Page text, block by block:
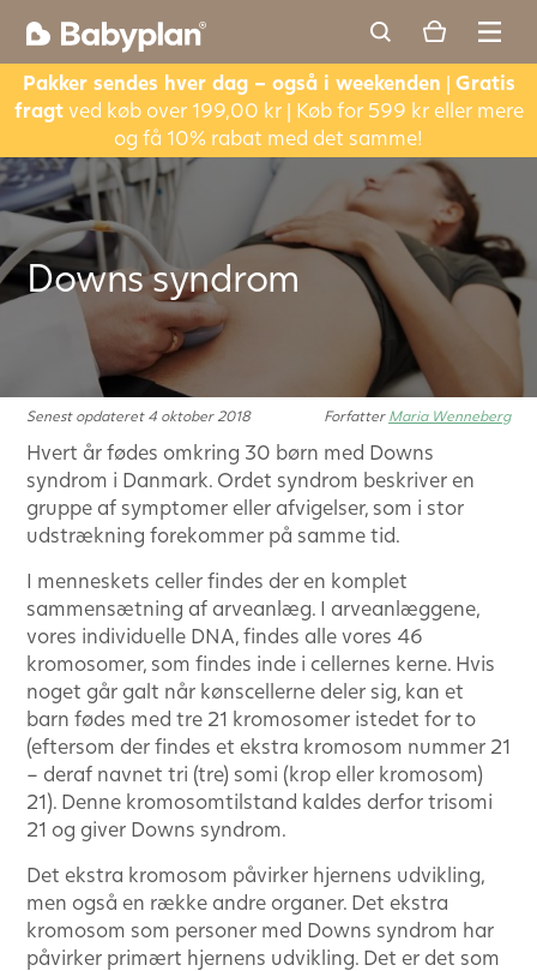
Pakker sendes hver dag – også i weekenden | Gratis
fragtved køb over 199,00 kr | Køb for 599 kr eller mere
og få 10% rabat med det samme!
Downs syndrom
Senest opdateret 4 oktober 2018 Forfatter Maria Wenneberg
Hvert år fødes omkring 30 børn med Downs
syndrom i Danmark. Ordet syndrom beskriver en
gruppe af symptomer eller afvigelser, som i stor
udstrækning forekommer på samme tid.
I menneskets celler findes der en komplet
sammensætning af arveanlæg. I arveanlæggene,
vores individuelle DNA, findes alle vores 46
kromosomer, som findes inde i cellernes kerne. Hvis
noget går galt når kønscellerne deler sig, kan et
barn fødes med tre 21 kromosomer istedet for to
(eftersom der findes et ekstra kromosom nummer 21
– deraf navnet tri (tre) somi (krop eller kromosom)
21). Denne kromosomtilstand kaldes derfor trisomi
21 og giver Downs syndrom.
Det ekstra kromosom påvirker hjernens udvikling,
men også en række andre organer. Det ekstra
kromosom som personer med Downs syndrom har
påvirker primært hjernens udvikling. Det er det som